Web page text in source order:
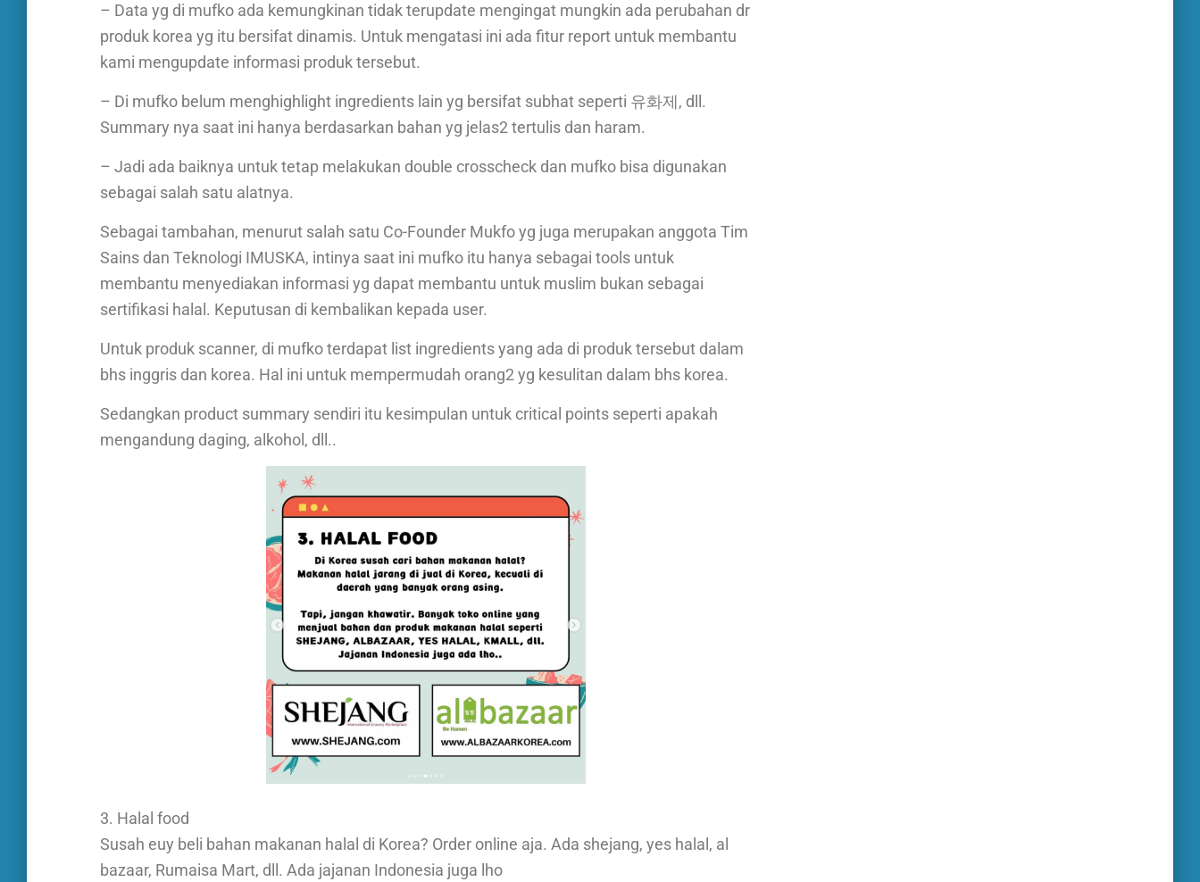
– Data yg di mufko ada kemungkinan tidak terupdate mengingat mungkin ada perubahan dr
produk korea yg itu bersifat dinamis. Untuk mengatasi ini ada fitur report untuk membantu
kami mengupdate informasi produk tersebut.
– Di mufko belum menghighlight ingredients lain yg bersifat subhat seperti 유화제, dll.
Summary nya saat ini hanya berdasarkan bahan yg jelas2 tertulis dan haram.
– Jadi ada baiknya untuk tetap melakukan double crosscheck dan mufko bisa digunakan
sebagai salah satu alatnya.
Sebagai tambahan, menurut salah satu Co-Founder Mukfo yg juga merupakan anggota Tim
Sains dan Teknologi IMUSKA, intinya saat ini mufko itu hanya sebagai tools untuk
membantu menyediakan informasi yg dapat membantu untuk muslim bukan sebagai
sertifikasi halal. Keputusan di kembalikan kepada user.
Untuk produk scanner, di mufko terdapat list ingredients yang ada di produk tersebut dalam
bhs inggris dan korea. Hal ini untuk mempermudah orang2 yg kesulitan dalam bhs korea.
Sedangkan product summary sendiri itu kesimpulan untuk critical points seperti apakah
mengandung daging, alkohol, dll..
3. Halal food
Susah euy beli bahan makanan halal di Korea? Order online aja. Ada shejang, yes halal, al
bazaar, Rumaisa Mart, dll. Ada jajanan Indonesia juga lho